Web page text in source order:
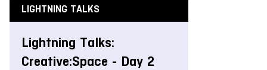
LIGHTNING TALKS
Lightning Talks:
Creative:Space - Day 2